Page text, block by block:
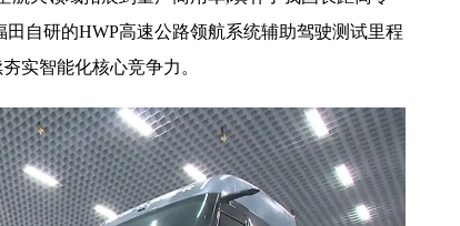
自研的HWP高速公路领航系统辅助驾驶测试里程
实智能化核心竞争力。